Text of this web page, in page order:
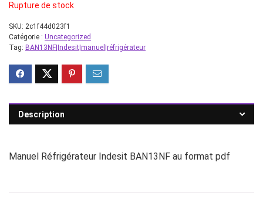
Rupture de stock
SKU: 2c1f44d023f1
Catégorie : Uncategorized
Tag: BAN13NF|Indesit|manuel|réfrigérateur
Description
Manuel Réfrigérateur Indesit BAN13NF au format pdf